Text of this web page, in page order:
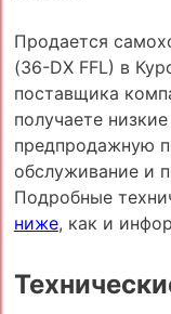
Продается
(36-DX FFL) в
поставщика
получаете
предпродажную
обслуживание и
Подробные
ниже, как и